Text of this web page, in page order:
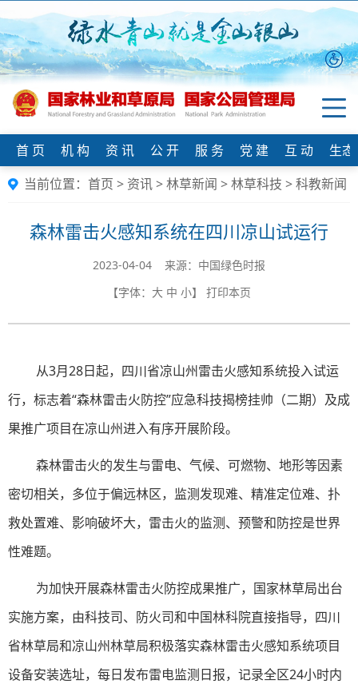
首 页 机 构 资 讯 公 开 服 务 党 建 互 动
生
当前位置： 首页 > 资讯>林草新闻 >林草科技 >科教新闻
森林雷击火感知系统在四川凉山试运行
2023-04-04 来源：中国绿色时报
【字体： 大 中 小】 打印本页
从3月28日起，四川省凉山州雷击火感知系统投入试运
行，标志着“森林雷击火防控”应急科技揭榜挂帅（二期）及成
果推广项目在凉山州进入有序开展阶段。
森林雷击火的发生与雷电、气候、可燃物、地形等因素
密切相关，多位于偏远林区，监测发现难、精准定位难、扑
救处置难、影响破坏大，雷击火的监测、预警和防控是世界
性难题。
为加快开展森林雷击火防控成果推广，国家林草局出台
实施方案，由科技司、防火司和中国林科院直接指导，四川
省林草局和凉山州林草局积极落实森林雷击火感知系统项目
设备安装选址，每日发布雷电监测日报，记录全区24小时内